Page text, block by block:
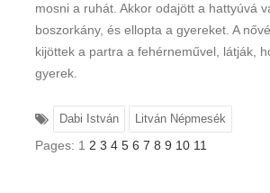
mosni a ruhát. Akkor odajött a hattyúvá
boszorkány, és ellopta a gyereket. A
kijöttek a partra a fehérneművel, látják,
gyerek.
Dabi István Litván Népmesék
Pages: 1 2 3 4 5 6 7 8 9 10 11